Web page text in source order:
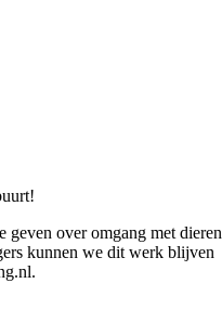
geven over omgang met dieren
kunnen we dit werk blijven